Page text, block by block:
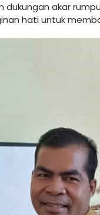
dukungan akar
hati untuk